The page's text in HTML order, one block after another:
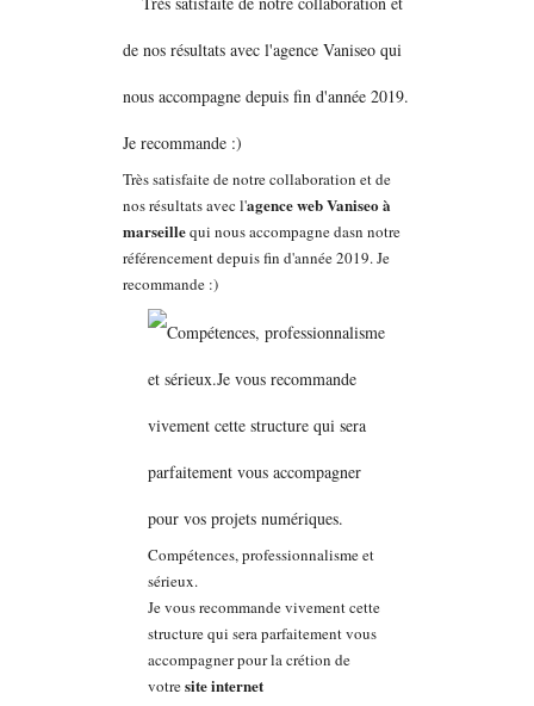
Très satisfaite de notre collaboration et de
nos résultats avec l'agence web Vaniseo à
marseillequi nous accompagne dasn notre
référencement depuis fin d'année 2019. Je
recommande :)
Compétences, professionnalisme et
sérieux.
Je vous recommande vivement cette
structure qui sera parfaitement vous
accompagner pour la crétion de
votresite internet